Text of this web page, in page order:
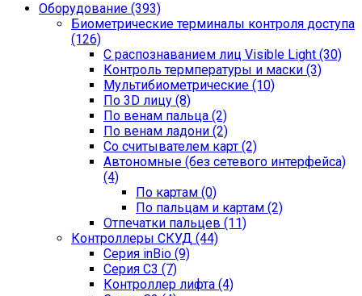
Оборудование (393)
Биометрические терминалы контроля доступа
(126)
С распознаванием лиц Visible Light (30)
Контроль термпературы и маски (3)
Мультибиометрические (10)
По 3D лицу (8)
По венам пальца (2)
По венам ладони (2)
Со считывателем карт (2)
Автономные (без сетевого интерфейса)
(4)
По картам (0)
По пальцам и картам (2)
Отпечатки пальцев (11)
Контроллеры СКУД (44)
Серия inBio (9)
Серия С3 (7)
Контроллер лифта (4)